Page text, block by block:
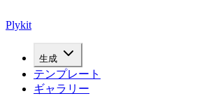
Plykit
生成
テンプレート
ギャラリー